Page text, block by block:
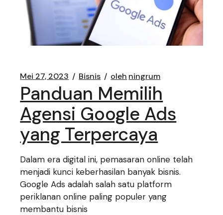
Mei 27, 2023 Bisnis oleh ningrum
Panduan Memilih
Agensi Google Ads
yang Terpercaya
Dalam era digital ini, pemasaran online telah
menjadi kunci keberhasilan banyak bisnis.
Google Ads adalah salah satu platform
periklanan online paling populer yang
membantu bisnis